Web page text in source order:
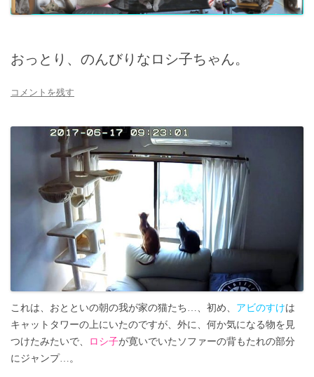
おっとり、のんびりなロシ子ちゃん。
コメントを残す
これは、おとといの朝の我が家の猫たち…、初め、 アビのすけは
キャットタワーの上にいたのですが、外に、何か気になる物を見
つけたみたいで、
ロシ子が寛いでいたソファーの背もたれの部分
にジャンプ…。